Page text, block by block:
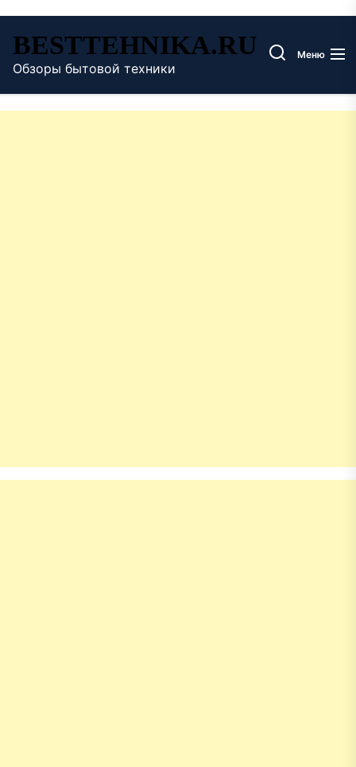
содержимому
BESTTEHNIKA.RU
Обзоры бытовой техники
Меню